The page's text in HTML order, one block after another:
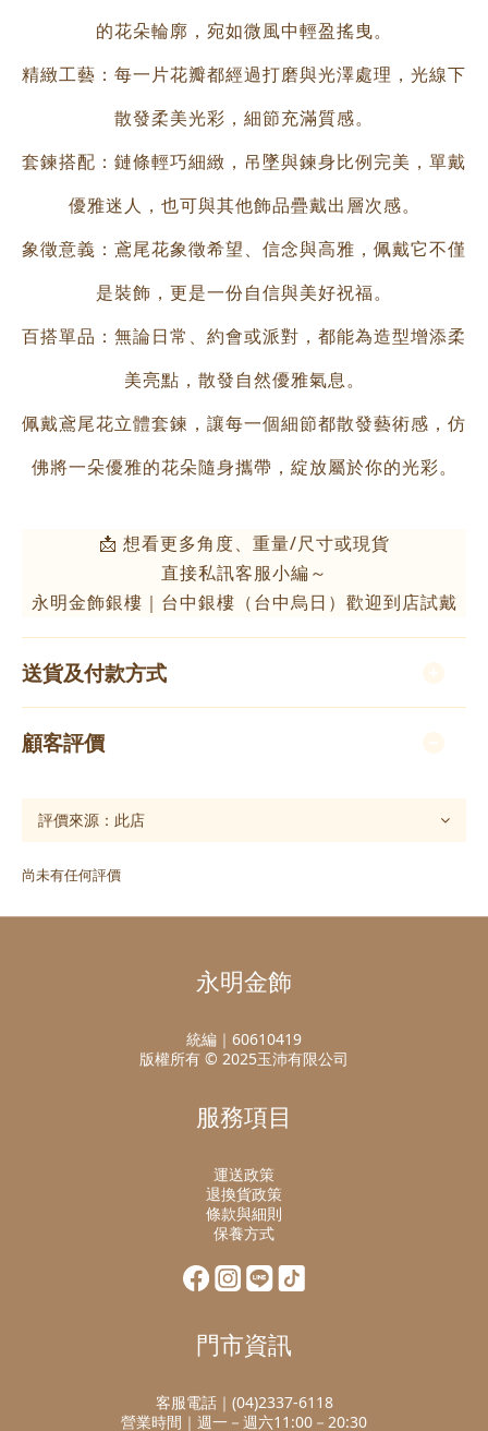
的花朵輪廓，宛如微風中輕盈搖曳。
精緻工藝：每一片花瓣都經過打磨與光澤處理，光線下
散發柔美光彩，細節充滿質感。
套鍊搭配：鏈條輕巧細緻，吊墜與鍊身比例完美，單戴
優雅迷人，也可與其他飾品疊戴出層次感。
象徵意義：鳶尾花象徵希望、信念與高雅，佩戴它不僅
是裝飾，更是一份自信與美好祝福。
百搭單品：無論日常、約會或派對，都能為造型增添柔
美亮點，散發自然優雅氣息。
佩戴鳶尾花立體套鍊，讓每一個細節都散發藝術感，仿
佛將一朵優雅的花朵隨身攜帶，綻放屬於你的光彩。
📩 想看更多角度、重量/尺寸或現貨
直接私訊客服小編～
永明金飾銀樓｜台中銀樓（台中烏日）歡迎到店試戴
送貨及付款方式
顧客評價
尚未有任何評價
永明金飾
統編｜60610419
版權所有 © 2025玉沛有限公司
服務項目
運送政策
退換貨政策
條款與細則
保養方式
門市資訊
客服電話｜(04)2337-6118
營業時間｜週一－週六11:00－20:30